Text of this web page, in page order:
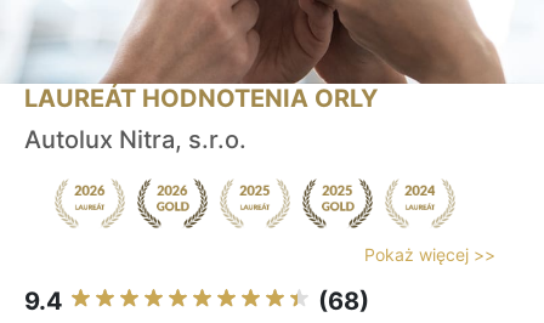
LAUREÁT HODNOTENIA ORLY
Autolux Nitra, s.r.o.
Pokaż więcej >>
9.4 (68)